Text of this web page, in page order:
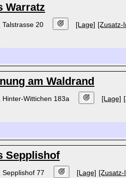
Warratz
20 [Lage] [Zusatz-
am Waldrand
Wittichen 183a [Lage]
Sepplishof
Sepplishof 77 [Lage] [Zusatz-